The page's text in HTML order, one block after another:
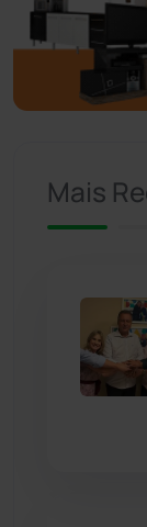
Brasil
Candiba
Mais